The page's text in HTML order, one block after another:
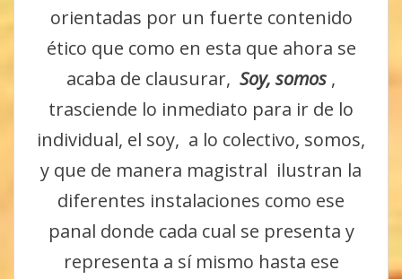
orientadas por un fuerte contenido
ético que como en esta que ahora se
acaba de clausurar, Soy, somos ,
trasciende lo inmediato para ir de lo
individual, el soy, a lo colectivo, somos,
y que de manera magistral ilustran la
diferentes instalaciones como ese
panal donde cada cual se presenta y
representa a sí mismo hasta ese